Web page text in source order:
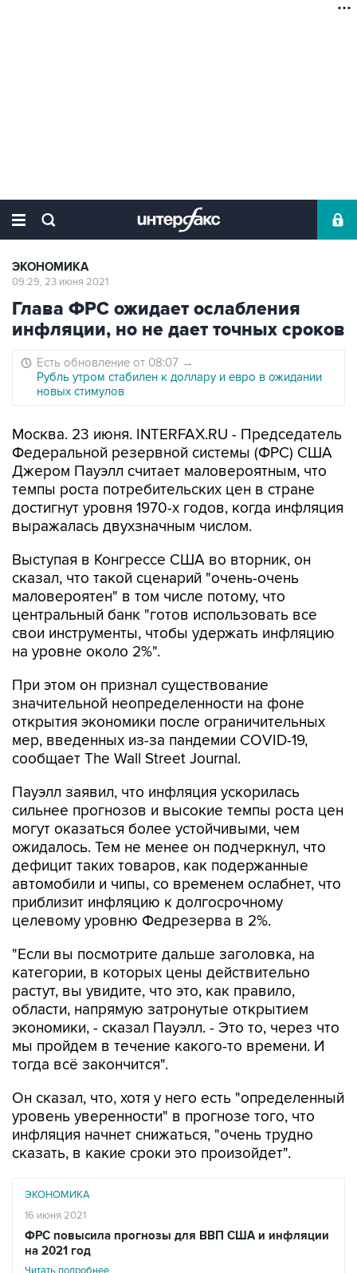
ЭКОНОМИКА
09:29, 23 июня 2021
Глава ФРС ожидает ослабления
инфляции, но не дает точных сроков
Есть обновление от 08:07 →
Рубль утром стабилен к доллару и евро в ожидании
новых стимулов
Москва. 23 июня. INTERFAX.RU - Председатель
Федеральной резервной системы (ФРС) США
Джером Пауэлл считает маловероятным, что
темпы роста потребительских цен в стране
достигнут уровня 1970-х годов, когда инфляция
выражалась двухзначным числом.
Выступая в Конгрессе США во вторник, он
сказал, что такой сценарий "очень-очень
маловероятен" в том числе потому, что
центральный банк "готов использовать все
свои инструменты, чтобы удержать инфляцию
на уровне около 2%".
При этом он признал существование
значительной неопределенности на фоне
открытия экономики после ограничительных
мер, введенных из-за пандемии COVID-19,
сообщает The Wall Street Journal.
Пауэлл заявил, что инфляция ускорилась
сильнее прогнозов и высокие темпы роста цен
могут оказаться более устойчивыми, чем
ожидалось. Тем не менее он подчеркнул, что
дефицит таких товаров, как подержанные
автомобили и чипы, со временем ослабнет, что
приблизит инфляцию к долгосрочному
целевому уровню Федрезерва в 2%.
"Если вы посмотрите дальше заголовка, на
категории, в которых цены действительно
растут, вы увидите, что это, как правило,
области, напрямую затронутые открытием
экономики, - сказал Пауэлл. - Это то, через что
мы пройдем в течение какого-то времени. И
тогда всё закончится".
Он сказал, что, хотя у него есть "определенный
уровень уверенности" в прогнозе того, что
инфляция начнет снижаться, "очень трудно
сказать, в какие сроки это произойдет".
ЭКОНОМИКА
16 июня 2021
ФРС повысила прогнозы для ВВП США и инфляции
на 2021 год